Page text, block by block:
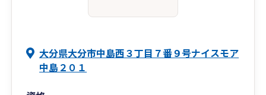
大分県大分市中島西３丁目７番９号ナイスモア
中島２０１